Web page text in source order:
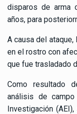
disparos de arma
años, para
A causa del
en el rostro con
que fue trasladado
Como resultado
análisis de
Investigación